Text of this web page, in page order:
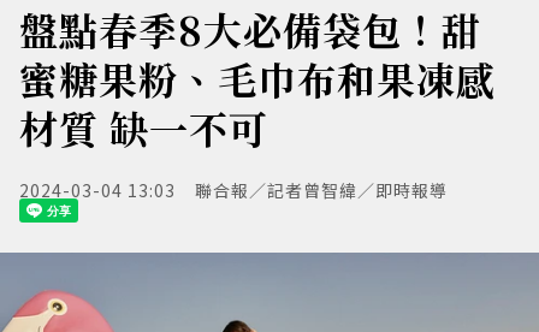
盤點春季8大必備袋包！甜
蜜糖果粉、毛巾布和果凍感
材質 缺一不可
2024-03-04 13:03 聯合報／記者曾智緯／即時報導